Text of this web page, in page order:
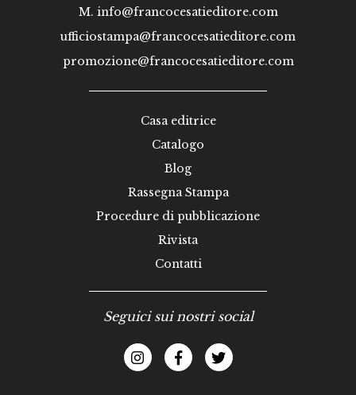
M. info@francocesatieditore.com
ufficiostampa@francocesatieditore.com
promozione@francocesatieditore.com
Casa editrice
Catalogo
Blog
Rassegna Stampa
Procedure di pubblicazione
Rivista
Contatti
Seguici sui nostri social